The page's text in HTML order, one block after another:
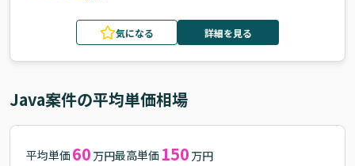
気になる 詳細を見る
Java案件の平均単価相場
平均単価 60 万円最高単価 150 万円